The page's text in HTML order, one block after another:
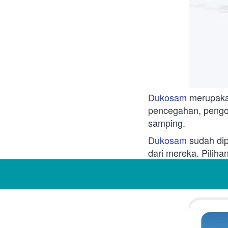
Dukosam
pencegahan,
samping.
Dukosam sudah
dari mereka.